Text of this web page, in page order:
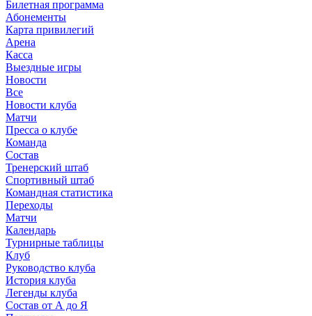
Билетная программа
Абонементы
Карта привилегий
Арена
Касса
Выездные игры
Новости
Все
Новости клуба
Матчи
Пресса о клубе
Команда
Состав
Тренерский штаб
Спортивный штаб
Командная статистика
Переходы
Матчи
Календарь
Турнирные таблицы
Клуб
Руководство клуба
История клуба
Легенды клуба
Состав от А до Я